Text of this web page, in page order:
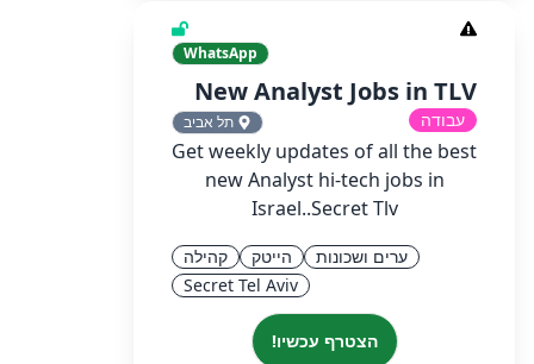
WhatsApp
New Analyst Jobs in TLV
עבודה תל אביב
Get weekly updates of all the best
new Analyst hi-tech jobs in
Israel..Secret Tlv
ערים ושכונות הייטק
קהילה
Secret Tel Aviv
הצטרף עכשיו!